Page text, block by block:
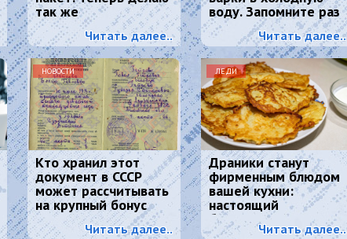
так же
Читать далее..
воду. Запомните раз
и навсегда
Читать далее..
НОВОСТИ
Кто хранил этот
документ в СССР
может рассчитывать
на крупный бонус
Читать далее..
ЛЕДИ
Драники станут
фирменным блюдом
вашей кухни:
настоящий
белорусский рецепт
Читать далее..